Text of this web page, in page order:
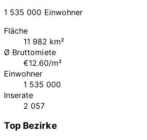
1 535 000 Einwohner
Fläche
11 982 km²
Ø Bruttomiete
€12.60/m²
Einwohner
1 535 000
Inserate
2 057
Top Bezirke